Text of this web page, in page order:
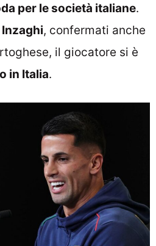
per le società italiane.
Inzaghi, confermati anche
il giocatore si è
in Italia.